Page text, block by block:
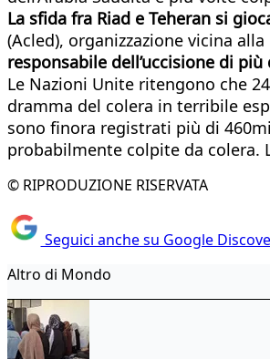
La sfida fra Riad e Teheran si
(Acled), organizzazione vicina
responsabile dell’uccisione di
Le Nazioni Unite ritengono che
dramma del colera in terribile
sono finora registrati più di
probabilmente colpite da colera.
© RIPRODUZIONE RISERVATA
Seguici anche su Google
Altro di Mondo